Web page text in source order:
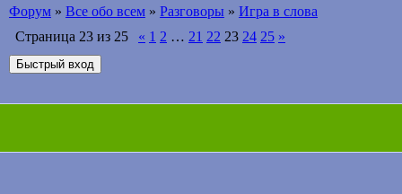
Форум » Все обо всем » Разговоры » Игра в слова
Страница 23 из 25 « 1 2 … 21 22 23 24 25 »